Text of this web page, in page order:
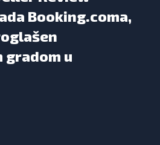
Booking.coma,
gradom u